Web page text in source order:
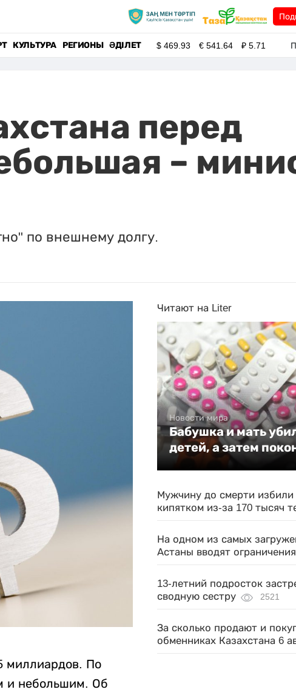
КУЛЬТУРА РЕГИОНЫ ӘДІЛЕТ $469.93 €541.64 ₽5.71
перед
–
по внешнему долгу.
миллиардов. По
и небольшим. Об
Читают на Liter
Новости мира
Бабушка и мать
детей, а затем
Мужчину до смерти
кипятком из-за 170 тысяч
На одном из самых
Астаны вводят ограничения
13-летний подросток
сводную сестру
2521
За сколько продают и
обменниках Казахстана 6